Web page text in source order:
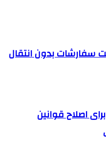
سفارشات بدون انتقال
اصلاح قوانین